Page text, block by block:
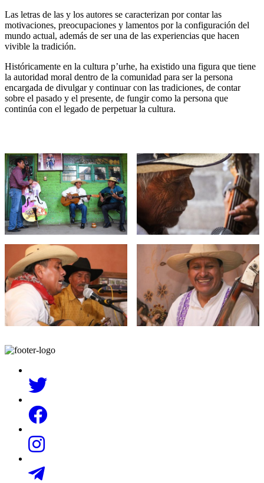
Las letras de las y los autores se caracterizan por contar las
motivaciones, preocupaciones y lamentos por la configuración del
mundo actual, además de ser una de las experiencias que hacen
vivible la tradición.
Históricamente en la cultura p’urhe, ha existido una figura que tiene
la autoridad moral dentro de la comunidad para ser la persona
encargada de divulgar y continuar con las tradiciones, de contar
sobre el pasado y el presente, de fungir como la persona que
continúa con el legado de perpetuar la cultura.